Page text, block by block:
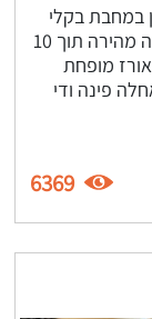
במחבת בקלי
קלות! אם אתם רוצים רעיון לארוחת ערב קלה מהירה תוך 10
מופחת
פינה ודי
6369